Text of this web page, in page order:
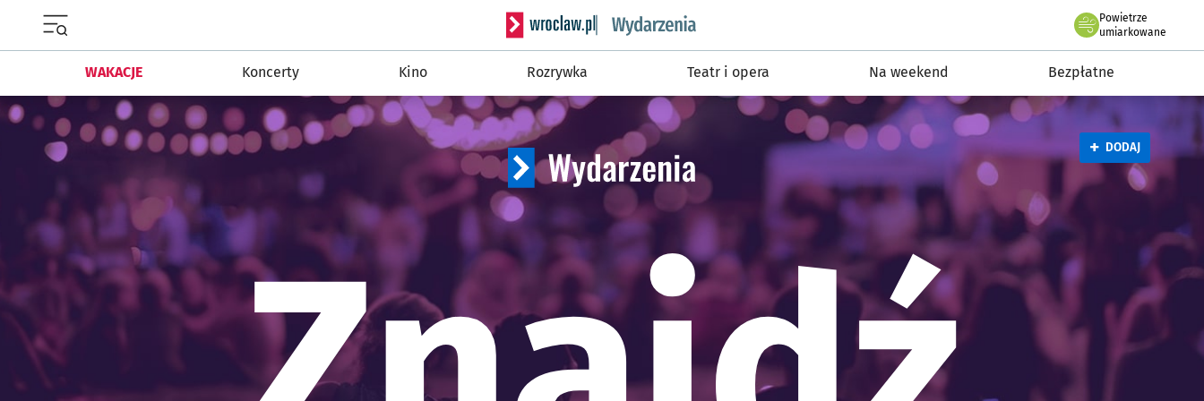
Serwis informacyjny wroclaw.pl podserwis:
Powietrze
we Wrocławiu
umiarkowane
WAKACJE Koncerty Kino Rozrywka Teatr i opera Na weekend Bezpłatne
+ DODAJ